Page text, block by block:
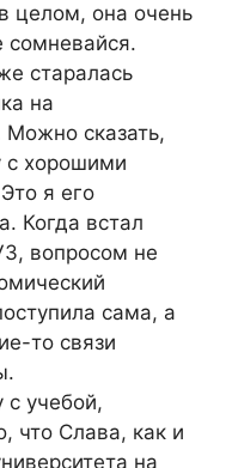
целом, она очень
сомневайся.
старалась
на
Можно сказать,
с хорошими
я его
Когда встал
вопросом не
сама, а
то связи
с учебой,
что Слава, как и
на